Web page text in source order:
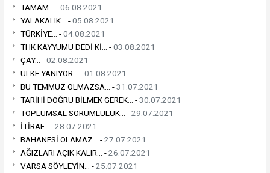
TAMAM... -06.08.2021
YALAKALIK... -05.08.2021
TÜRKİYE... -04.08.2021
THK KAYYUMU DEDİ Kİ... -03.08.2021
ÇAY... -02.08.2021
ÜLKE YANIYOR... -01.08.2021
BU TEMMUZ OLMAZSA... -31.07.2021
TARİHİ DOĞRU BİLMEK GEREK... -30.07.2021
TOPLUMSAL SORUMLULUK... -29.07.2021
İTİRAF... -28.07.2021
BAHANESİ OLAMAZ... -27.07.2021
AĞIZLARI AÇIK KALIR... -26.07.2021
VARSA SÖYLEYİN... -25.07.2021